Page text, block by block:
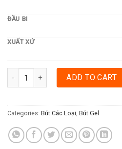
ĐẦU BI
XUẤT XỨ
BÚT GEL THIÊN LONG B-01
ADD TO CART
Categories: Bút Các Loại Bút Gel